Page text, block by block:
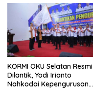
KORMI OKU Selatan Resmi
Dilantik, Yodi Irianto
Nahkodai Kepengurusan